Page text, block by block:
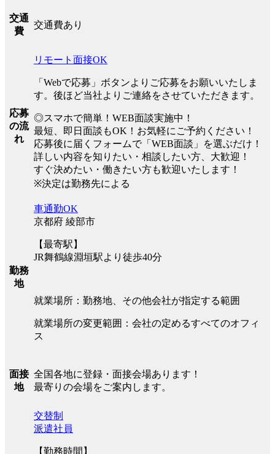
交通
費
交通費あり
応募
の流
れ
リモート面接OK
「Webで応募」ボタンよりご応募をお願いいたしま
す。後ほど当社よりご連絡をさせていただきます。
◎スマホで簡単！WEB面談実施中！
最短、即日面談もOK！お気軽にご予約ください！
応募後に届くフォームで「WEB面談」を選ぶだけ！
詳しい内容を知りたい・相談したい方、大歓迎！
すぐ決めたい・働きたい方も歓迎いたします！
※決定は勤務先による
勤務
地
車通勤OK
京都府 綾部市
【最寄駅】
JR舞鶴線淵垣駅より徒歩40分
就業場所：勤務地、その他会社が指定する範囲
就業場所の変更範囲：会社の定めるすべてのオフィ
ス
面接
地
全国各地に登録・面接会場あります！
最寄りの会場をご案内します。
交替制
派遣社員
【勤務時間】